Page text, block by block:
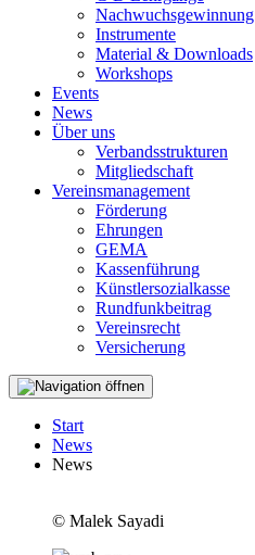
Nachwuchsgewinnung
Instrumente
Material & Downloads
Workshops
Events
News
Über uns
Verbandsstrukturen
Mitgliedschaft
Vereinsmanagement
Förderung
Ehrungen
GEMA
Kassenführung
Künstlersozialkasse
Rundfunkbeitrag
Vereinsrecht
Versicherung
Start
News
News
© Malek Sayadi